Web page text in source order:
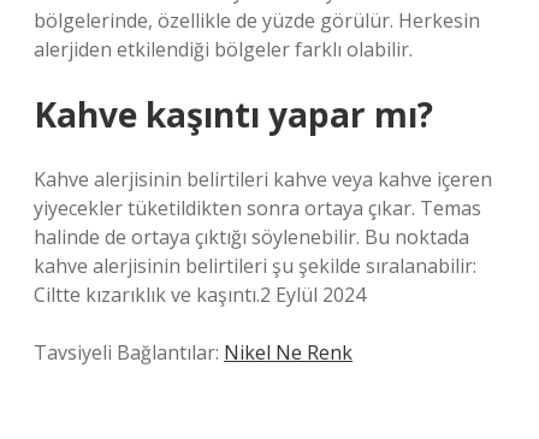
bölgelerinde, özellikle de yüzde görülür. Herkesin
alerjiden etkilendiği bölgeler farklı olabilir.
Kahve kaşıntı yapar mı?
Kahve alerjisinin belirtileri kahve veya kahve içeren
yiyecekler tüketildikten sonra ortaya çıkar. Temas
halinde de ortaya çıktığı söylenebilir. Bu noktada
kahve alerjisinin belirtileri şu şekilde sıralanabilir:
Ciltte kızarıklık ve kaşıntı.2 Eylül 2024
Tavsiyeli Bağlantılar: Nikel Ne Renk